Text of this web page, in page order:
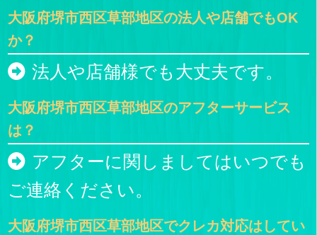
大阪府堺市西区草部地区の法人や店舗でもOK
か？
法人や店舗様でも大丈夫です。
大阪府堺市西区草部地区のアフターサービス
は？
アフターに関しましてはいつでも
ご連絡ください。
大阪府堺市西区草部地区でクレカ対応はしてい